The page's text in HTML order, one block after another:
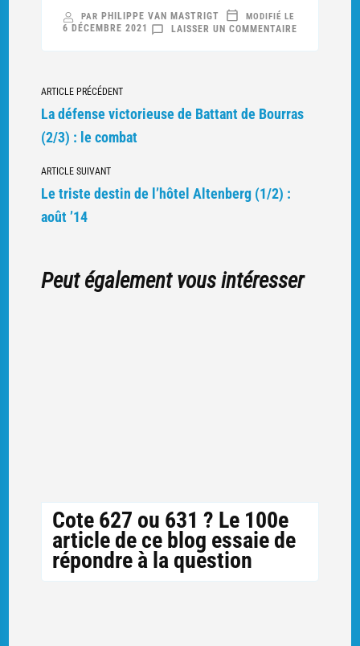
PAR PHILIPPE VAN MASTRIGT
LAISSER UN COMMENTAIRESUR
:
MODIFIÉ LE
6 DÉCEMBRE 2021
Navigation
vers
d'autres
ARTICLE PRÉCÉDENT
La défense victorieuse de Battant de Bourras
(2/3) : le combat
ARTICLE SUIVANT
Le triste destin de l’hôtel Altenberg (1/2) :
août ’14
Peut également vous intéresser
Cote 627 ou 631 ? Le 100e
article de ce blog essaie de
répondre à la question